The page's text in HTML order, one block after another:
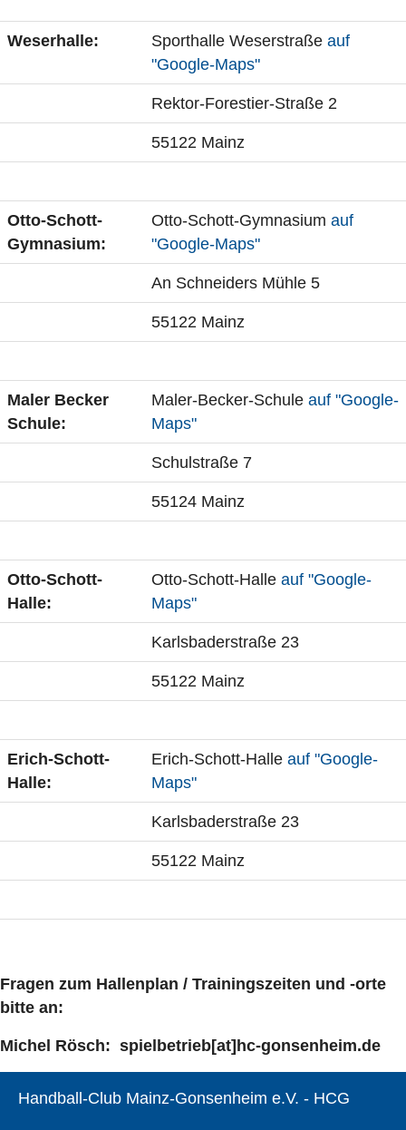
Weserhalle: Sporthalle Weserstraße auf
"Google-Maps"
Rektor-Forestier-Straße 2
55122 Mainz
Otto-Schott-
Gymnasium:
Otto-Schott-Gymnasium auf
"Google-Maps"
An Schneiders Mühle 5
55122 Mainz
Maler Becker
Schule:
Maler-Becker-Schule auf "Google-
Maps"
Schulstraße 7
55124 Mainz
Otto-Schott-
Halle:
Otto-Schott-Halle auf "Google-
Maps"
Karlsbaderstraße 23
55122 Mainz
Erich-Schott-
Halle:
Erich-Schott-Halle auf "Google-
Maps"
Karlsbaderstraße 23
55122 Mainz
Fragen zum Hallenplan / Trainingszeiten und -orte
bitte an:
Michel Rösch: spielbetrieb[at]hc-gonsenheim.de
Handball-Club Mainz-Gonsenheim e.V. - HCG